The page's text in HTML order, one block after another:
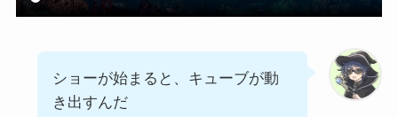
ショーが始まると、キューブが動
き出すんだ